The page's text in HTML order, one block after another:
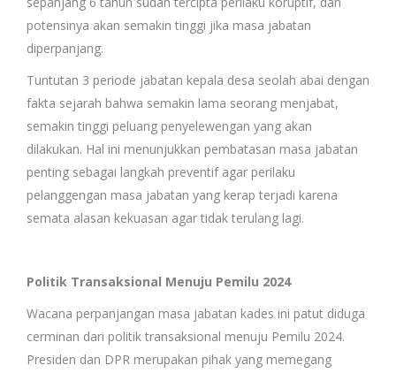
potensinya akan semakin tinggi jika masa jabatan
diperpanjang.
Tuntutan 3 periode jabatan kepala desa seolah abai dengan
fakta sejarah bahwa semakin lama seorang menjabat,
semakin tinggi peluang penyelewengan yang akan
dilakukan. Hal ini menunjukkan pembatasan masa jabatan
penting sebagai langkah preventif agar perilaku
pelanggengan masa jabatan yang kerap terjadi karena
semata alasan kekuasan agar tidak terulang lagi.
Politik Transaksional Menuju Pemilu 2024
Wacana perpanjangan masa jabatan kades ini patut diduga
cerminan dari politik transaksional menuju Pemilu 2024.
Presiden dan DPR merupakan pihak yang memegang